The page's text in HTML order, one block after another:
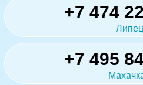
+7 474
+7 495